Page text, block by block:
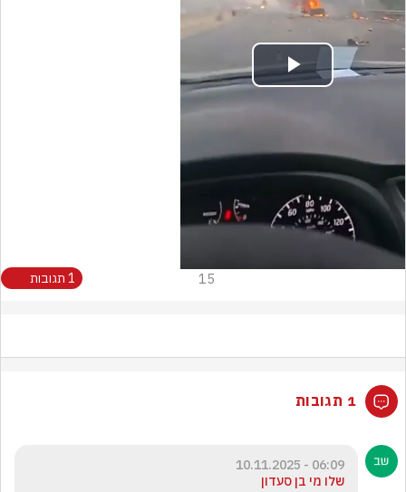
Play
Video
15 1 תגובות
1 תגובות
06:09 - 10.11.2025
שלו מי בן סעדון